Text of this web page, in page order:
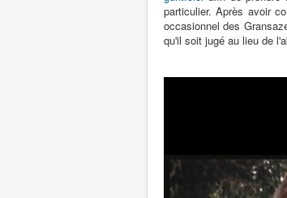
particulier. Après avoir
occasionnel des
qu'il soit jugé au lieu de